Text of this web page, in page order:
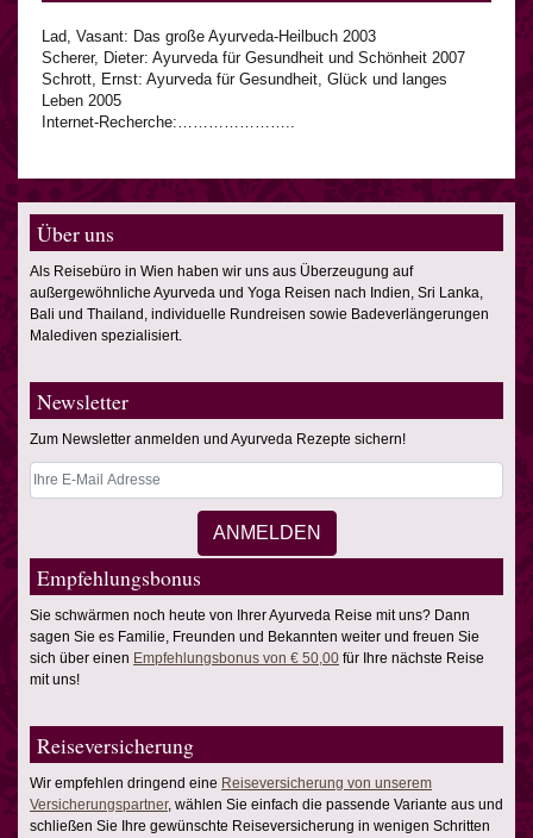
Lad, Vasant: Das große Ayurveda-Heilbuch 2003
Scherer, Dieter: Ayurveda für Gesundheit und Schönheit 2007
Schrott, Ernst: Ayurveda für Gesundheit, Glück und langes
Leben 2005
Internet-Recherche:…………………..
Über uns
Als Reisebüro in Wien haben wir uns aus Überzeugung auf
außergewöhnliche Ayurveda und Yoga Reisen nach Indien, Sri Lanka,
Bali und Thailand, individuelle Rundreisen sowie Badeverlängerungen
Malediven spezialisiert.
Newsletter
Zum Newsletter anmelden und Ayurveda Rezepte sichern!
Empfehlungsbonus
Sie schwärmen noch heute von Ihrer Ayurveda Reise mit uns? Dann
sagen Sie es Familie, Freunden und Bekannten weiter und freuen Sie
sich über einen Empfehlungsbonus von € 50,00 für Ihre nächste Reise
mit uns!
Reiseversicherung
Wir empfehlen dringend eine Reiseversicherung von unserem
Versicherungspartner, wählen Sie einfach die passende Variante aus und
schließen Sie Ihre gewünschte Reiseversicherung in wenigen Schritten